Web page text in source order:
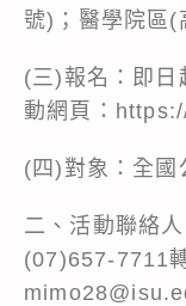
號)；醫學院區(
(三)報名：即
動網頁：
(四)對象：全國
二、活動聯絡
(07)657-7711